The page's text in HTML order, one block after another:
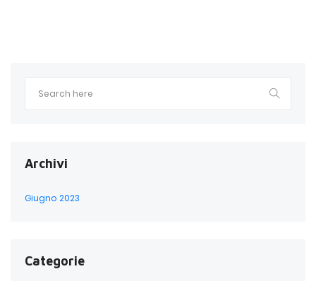
Archivi
Giugno 2023
Categorie